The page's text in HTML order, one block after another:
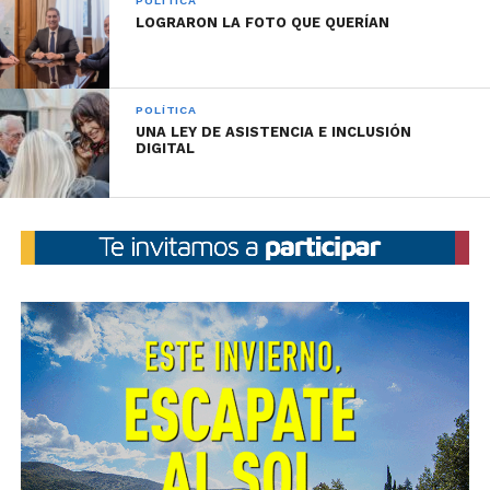
LOGRARON LA FOTO QUE QUERÍAN
POLÍTICA
UNA LEY DE ASISTENCIA E INCLUSIÓN
DIGITAL